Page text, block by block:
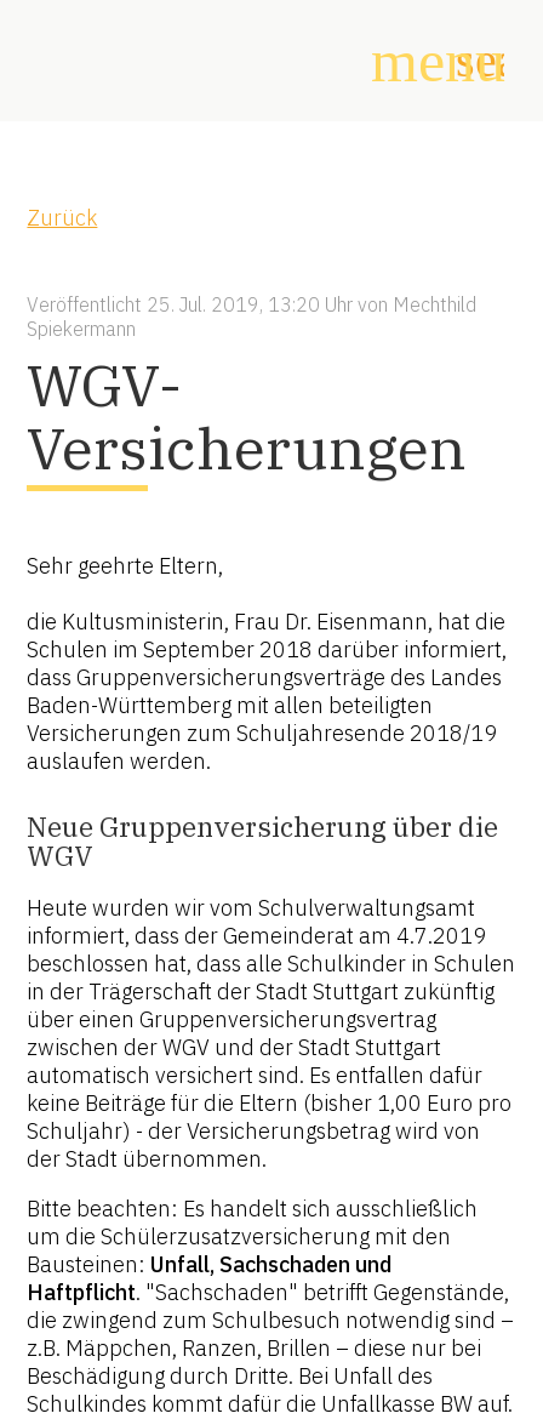
menu
Zurück
Veröffentlicht 25. Jul. 2019, 13:20 Uhr von Mechthild
Spiekermann
WGV-
Versicherungen
Sehr geehrte Eltern,
die Kultusministerin, Frau Dr. Eisenmann, hat die
Schulen im September 2018 darüber informiert,
dass Gruppenversicherungsverträge des Landes
Baden-Württemberg mit allen beteiligten
Versicherungen zum Schuljahresende 2018/19
auslaufen werden.
Neue Gruppenversicherung über die
WGV
Heute wurden wir vom Schulverwaltungsamt
informiert, dass der Gemeinderat am 4.7.2019
beschlossen hat, dass alle Schulkinder in Schulen
in der Trägerschaft der Stadt Stuttgart zukünftig
über einen Gruppenversicherungsvertrag
zwischen der WGV und der Stadt Stuttgart
automatisch versichert sind. Es entfallen dafür
keine Beiträge für die Eltern (bisher 1,00 Euro pro
Schuljahr) - der Versicherungsbetrag wird von
der Stadt übernommen.
Bitte beachten: Es handelt sich ausschließlich
um die Schülerzusatzversicherung mit den
Bausteinen: Unfall, Sachschaden und
Haftpflicht. "Sachschaden" betrifft Gegenstände,
die zwingend zum Schulbesuch notwendig sind –
z.B. Mäppchen, Ranzen, Brillen – diese nur bei
Beschädigung durch Dritte. Bei Unfall des
Schulkindes kommt dafür die Unfallkasse BW auf.